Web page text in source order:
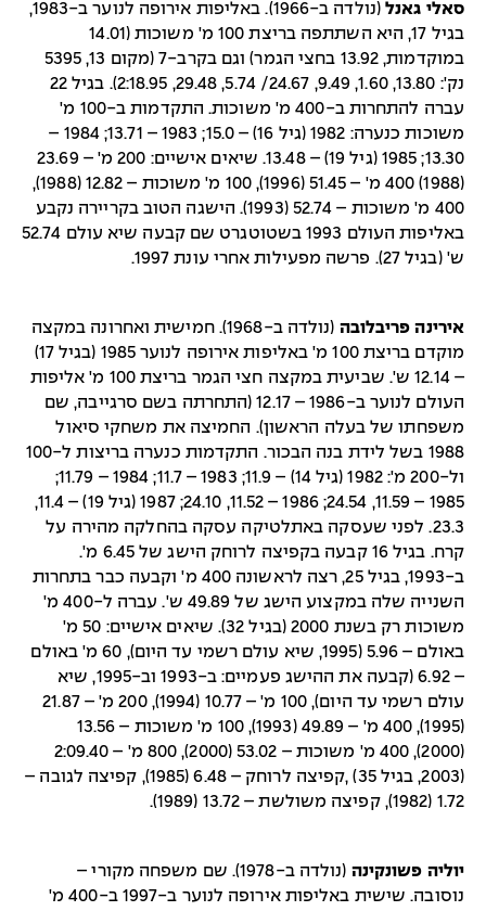
סאלי גאנל
(נולדה ב-1966). באליפות אירופה לנוער ב-1983,
בגיל 17, היא השתתפה בריצת 100 מ' משוכות (14.01
במוקדמות, 13.92 בחצי הגמר) וגם בקרב-7 (מקום 13, 5395
נק': 13.80, 1.60, 9.49, 24.67/ 5.74, 29.48, 2:18.95). בגיל 22
עברה להתחרות ב-400 מ' משוכות. התקדמות ב-100 מ'
משוכות כנערה: 1982 (גיל 16) – 15.0; 1983 – 13.71; 1984 –
13.30; 1985 (גיל 19) – 13.48. שיאים אישיים: 200 מ' – 23.69
(1988) 400 מ' – 51.45 (1996), 100 מ' משוכות – 12.82 (1988),
400 מ' משוכות – 52.74 (1993). הישגה הטוב בקריירה נקבע
באליפות העולם 1993 בשטוטגרט שם קבעה שיא עולם 52.74
ש' (בגיל 27). פרשה מפעילות אחרי עונת 1997.
אירינה פריבלובה
(נולדה ב-1968). חמישית ואחרונה במקצה
מוקדם בריצת 100 מ' באליפות אירופה לנוער 1985 (בגיל 17)
– 12.14 ש'. שביעית במקצה חצי הגמר בריצת 100 מ' אליפות
העולם לנוער ב-1986 – 12.17 (התחרתה בשם סרגייבה, שם
משפחתו של בעלה הראשון). החמיצה את משחקי סיאול
1988 בשל לידת בנה הבכור. התקדמות כנערה בריצות ל-100
ול-200 מ': 1982 (גיל 14) – 11.9; 1983 – 11.7; 1984 – 11.79;
1985 – 11.59, 24.54; 1986 – 11.52, 24.10; 1987 (גיל 19) – 11.4,
23.3. לפני שעסקה באתלטיקה עסקה בהחלקה מהירה על
קרח. בגיל 16 קבעה בקפיצה לרוחק הישג של 6.45 מ'.
ב-1993, בגיל 25, רצה לראשונה 400 מ' וקבעה כבר בתחרות
השנייה שלה במקצוע הישג של 49.89 ש'. עברה ל-400 מ'
משוכות רק בשנת 2000 (בגיל 32). שיאים אישיים: 50 מ'
באולם – 5.96 (1995, שיא עולם רשמי עד היום), 60 מ' באולם
– 6.92 (קבעה את ההישג פעמיים: ב-1993 וב-1995, שיא
עולם רשמי עד היום), 100 מ' – 10.77 (1994), 200 מ' – 21.87
(1995), 400 מ' – 49.89 (1993), 100 מ' משוכות – 13.56
(2000), 400 מ' משוכות – 53.02 (2000), 800 מ' – 2:09.40
(2003, בגיל 35) ,קפיצה לרוחק – 6.48 (1985), קפיצה לגובה –
1.72 (1982), קפיצה משולשת – 13.72 (1989).
יוליה פשונקינה
(נולדה ב-1978). שם משפחה מקורי –
נוסובה. שישית באליפות אירופה לנוער ב-1997 ב-400 מ'